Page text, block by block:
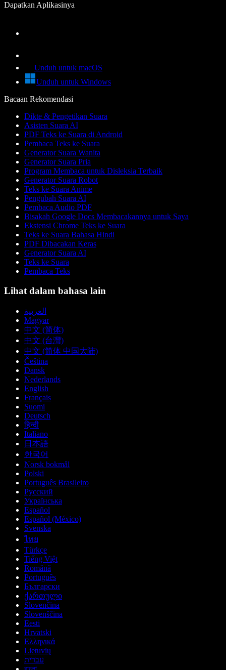
Dapatkan Aplikasinya
Unduh untuk macOS
Unduh untuk Windows
Bacaan Rekomendasi
Dikte & Pengetikan Suara
Asisten Suara AI
PDF Teks ke Suara di Android
Pembaca Teks ke Suara
Generator Suara Wanita
Generator Suara Pria
Program Membaca untuk Disleksia Terbaik
Generator Suara Robot
Teks ke Suara Anime
Pengubah Suara AI
Pembaca Audio PDF
Bisakah Google Docs Membacakannya untuk Saya
Ekstensi Chrome Teks ke Suara
Teks ke Suara Bahasa Hindi
PDF Dibacakan Keras
Generator Suara AI
Teks ke Suara
Pembaca Teks
Lihat dalam bahasa lain
العربية
Magyar
中文 (简体)
中文 (台灣)
中文 (简体 中国大陆)
Čeština
Dansk
Nederlands
English
Français
Suomi
Deutsch
हिन्दी
Italiano
日本語
한국어
Norsk bokmål
Polski
Português Brasileiro
Русский
Українська
Español
Español (México)
Svenska
ไทย
Türkçe
Tiếng Việt
Română
Português
Български
ქართული
Slovenčina
Slovenščina
Eesti
Hrvatski
Ελληνικά
Lietuvių
עברית